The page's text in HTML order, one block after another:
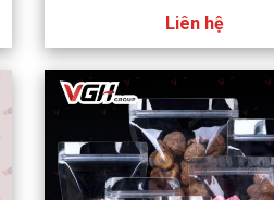
Liên hệ